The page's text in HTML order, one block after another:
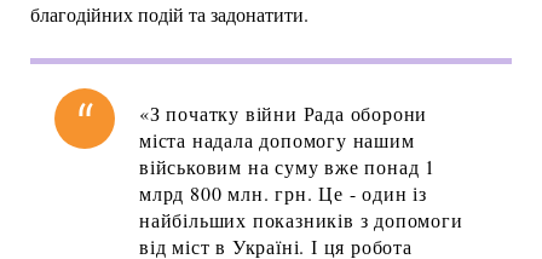
благодійних подій та задонатити.
«З початку війни Рада оборони
міста надала допомогу нашим
військовим на суму вже понад 1
млрд 800 млн. грн. Це - один із
найбільших показників з допомоги
від міст в Україні. І ця робота